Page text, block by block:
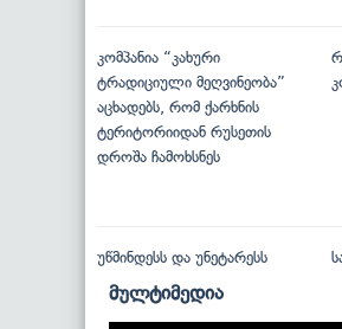
კომპანია “კახური
ტრადიციული მეღვინეობა”
აცხადებს, რომ ქარხნის
ტერიტორიიდან რუსეთის
დროშა ჩამოხსნეს
უწმინდესს და უნეტარესს
მულტიმედია